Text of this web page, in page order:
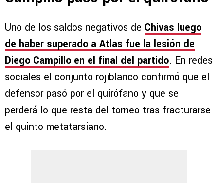
Uno de los saldos negativos de Chivas luego
de haber superado a Atlas fue la lesión de
Diego Campillo en el final del partido. En redes
sociales el conjunto rojiblanco confirmó que el
defensor pasó por el quirófano y que se
perderá lo que resta del torneo tras fracturarse
el quinto metatarsiano.